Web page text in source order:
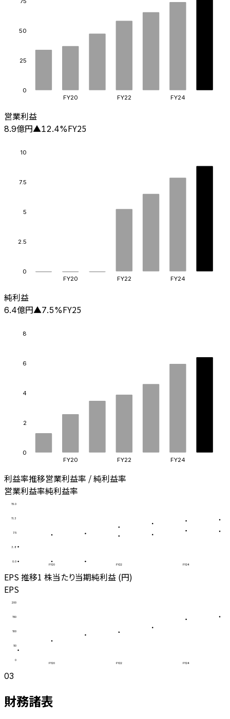
0
25
50
FY20 FY22 FY24
営業利益
8.9億円▲12.4%FY25
0
2.5
5
7.5
10
FY20 FY22 FY24
純利益
6.4億円▲7.5%FY25
0
2
4
6
8
FY20 FY22 FY24
利益率推移営業利益率 / 純利益率
営業利益率純利益率
0.0
3.8
7.5
11.3
15.0
FY20 FY22 FY24
EPS 推移1 株当たり当期純利益 (円)
EPS
0
50
100
150
200
FY20 FY22 FY24
03
財務諸表